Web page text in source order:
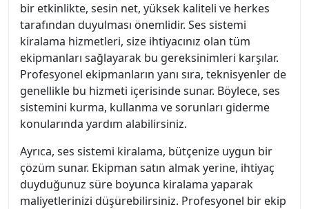
bir etkinlikte, sesin net, yüksek kaliteli ve herkes
tarafından duyulması önemlidir. Ses sistemi
kiralama hizmetleri, size ihtiyacınız olan tüm
ekipmanları sağlayarak bu gereksinimleri karşılar.
Profesyonel ekipmanların yanı sıra, teknisyenler de
genellikle bu hizmeti içerisinde sunar. Böylece, ses
sistemini kurma, kullanma ve sorunları giderme
konularında yardım alabilirsiniz.
Ayrıca, ses sistemi kiralama, bütçenize uygun bir
çözüm sunar. Ekipman satın almak yerine, ihtiyaç
duyduğunuz süre boyunca kiralama yaparak
maliyetlerinizi düşürebilirsiniz. Profesyonel bir ekip